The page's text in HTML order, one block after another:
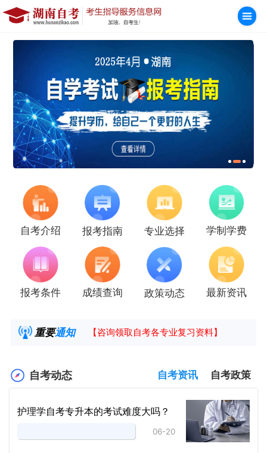
自考介绍 报考指南 专业选择 学制学费
报考条件 成绩查询 政策动态 最新资讯
重要通知
2025年4月湖南自考课程安排及教材目录已
【咨询领取自考各专业复习资料】
自考动态 自考资讯 自考政策
护理学自考专升本的考试难度大吗？
06-20